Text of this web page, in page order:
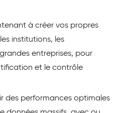
à créer vos propres
institutions, les
entreprises, pour
et le contrôle
des performances optimales